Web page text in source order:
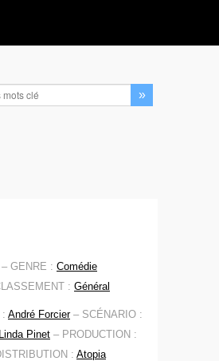
– GENRE : Comédie
: Général
: André Forcier– SCÉNARIO :
Linda Pinet – PRODUCTION :
: Atopia